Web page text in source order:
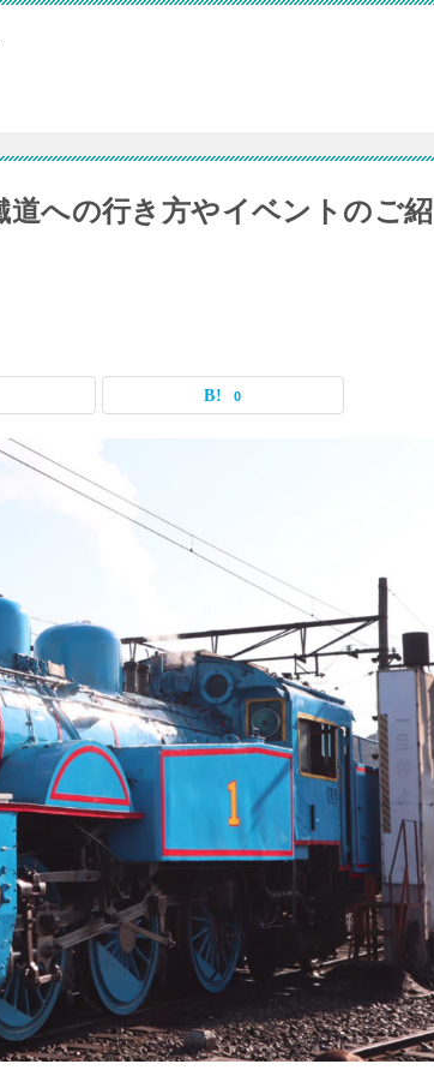
道への行き方やイベントのご紹
0